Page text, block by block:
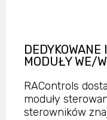
DEDYKOWANE
MODUŁY WE/
RAControls
moduły
sterowników